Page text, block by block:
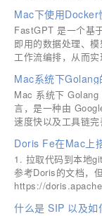
Mac下使用
FastGPT 是一个基
即用的数据处理、
工作流编排，从而
Mac系统下
Mac 系统下
言，是一种由
速度快以及工具链
Doris Fe在Mac上
1. 拉取代码到本地
参考Doris的文档，
https://
什么是 SIP 以及如